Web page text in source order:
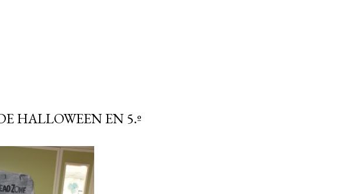
HALLOWEEN EN 5.º